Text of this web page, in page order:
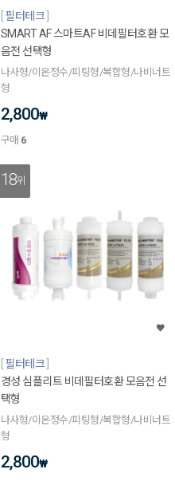
필터테크
SMART AF 스마트AF 비데필터호환 모
음전 선택형
나사형/이온정수/피팅형/복합형/나비너트
형
2,800₩
구매 6
18위
필터테크
경성 심플리트 비데필터호환 모음전 선
택형
나사형/이온정수/피팅형/복합형/나비너트
형
2,800₩